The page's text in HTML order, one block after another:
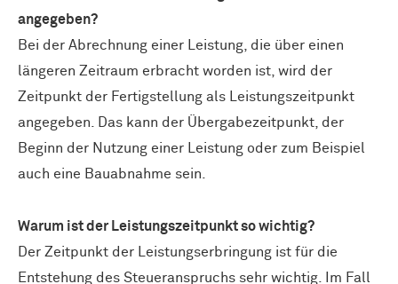
angegeben?
Bei der Abrechnung einer Leistung, die über einen
längeren Zeitraum erbracht worden ist, wird der
Zeitpunkt der Fertigstellung als Leistungszeitpunkt
angegeben. Das kann der Übergabezeitpunkt, der
Beginn der Nutzung einer Leistung oder zum Beispiel
auch eine Bauabnahme sein.
Warum ist der Leistungszeitpunkt so wichtig?
Der Zeitpunkt der Leistungserbringung ist für die
Entstehung des Steueranspruchs sehr wichtig. Im Fall